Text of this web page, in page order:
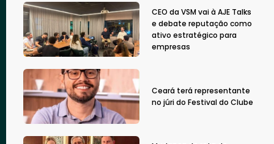
CEO da VSM vai à AJE Talks
e debate reputação como
ativo estratégico para
empresas
Ceará terá representante
no júri do Festival do Clube